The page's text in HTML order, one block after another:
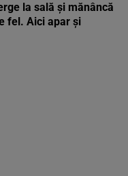
la sală și mănâncă
fel. Aici apar și